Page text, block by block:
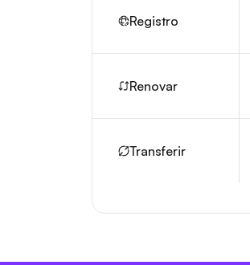
Registro
Renovar
Transferir